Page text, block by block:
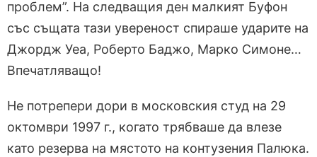
проблем”. На следващия ден малкият Буфон
със същата тази увереност спираше ударите на
Джордж Уеа, Роберто Баджо, Марко Симоне…
Впечатляващо!
Не потрепери дори в московския студ на 29
октомври 1997 г., когато трябваше да влезе
като резерва на мястото на контузения Палюка.